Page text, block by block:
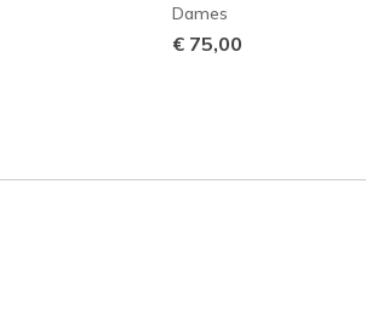
Dames
€ 75,00